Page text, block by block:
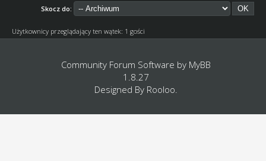
Skocz do:
Użytkownicy przeglądający ten wątek: 1 gości
Community Forum Software by MyBB
1.8.27
Designed By Rooloo